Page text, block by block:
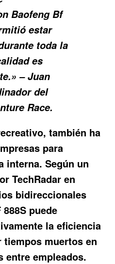
Baofeng Bf
estar
toda la
es
– Juan
del
Race.
también ha
para
interna. Según un
TechRadar en
bidireccionales
puede
la eficiencia
muertos en
entre empleados.